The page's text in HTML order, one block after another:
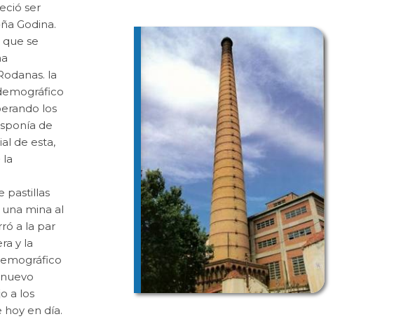
ser
Godina.
se
la
los
de
de esta,
la
pastillas
mina al
a la par
y la
a los
en día.